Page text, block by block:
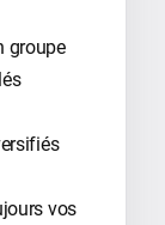
groupe
vos